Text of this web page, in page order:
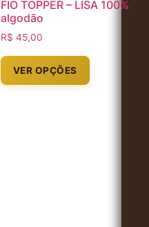
FIO TOPPER – LISA 100%
algodão
R$ 45,00
VER OPÇÕES